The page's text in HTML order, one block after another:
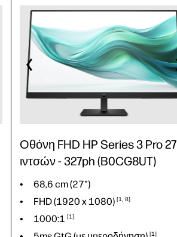
5ms GtG (μευπεροδήγηση)
IPS, LED
Οθόνη FHD HP Series 3 Pro 27
ιντσών - 327ph (B0CG8UT)
68,6 cm (27")
FHD (1920 x1080) 1 8
1000:1 1
1